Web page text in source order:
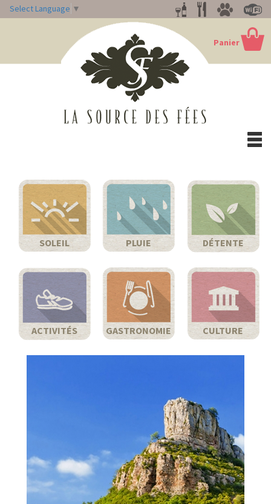
Select Language ▼
Panier
SOLEIL PLUIE DÉTENTE
ACTIVITÉS GASTRONOMIE CULTURE